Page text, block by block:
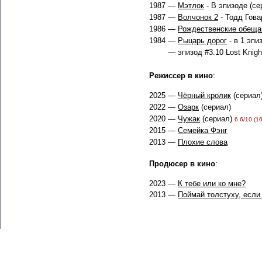
1987 — Мэтлок - В эпизоде
1987 — Волчонок 2 - Тодд
1986 — Рождественские
1984 — Рыцарь дорог - в 1
— эпизод #3.10 Lost
Режиссер в кино:
2025 — Чёрный кролик
2022 — Озарк (сериал)
2020 — Чужак (сериал) 6.6/10
2015 — Семейка Фэнг
2013 — Плохие слова
Продюсер в кино:
2023 — К тебе или ко мне?
2013 — Поймай толстуху,